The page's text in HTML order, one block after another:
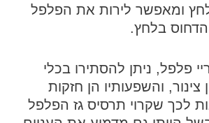
ומאפשר לירות את הפלפל
בלחץ.
פלפל, ניתן להסתירו בכלי
והשפעותיו הן חזקות
לכך שקרוי תרסיס גז הפלפל